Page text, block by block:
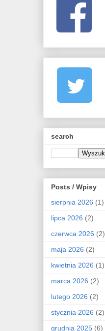
search
Posts / Wpisy
sierpnia 2026 (1)
lipca 2026 (2)
czerwca 2026 (2)
maja 2026 (2)
kwietnia 2026 (1)
marca 2026 (2)
lutego 2026 (2)
stycznia 2026 (2)
grudnia 2025 (6)